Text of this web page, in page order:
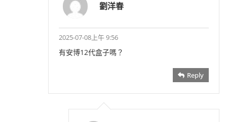
劉洋春
2025-07-08上午 9:56
有安博12代盒子嗎？
Reply